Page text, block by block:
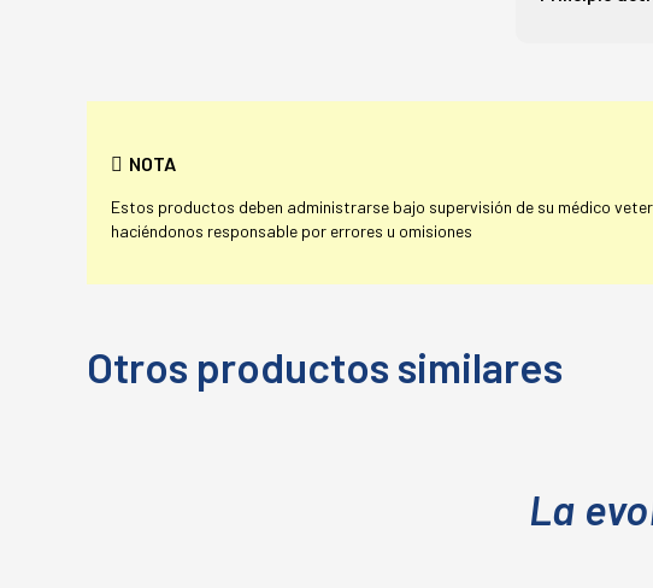
NOTA
Estos productos deben administrarse bajo supervisión de su médico
haciéndonos responsable por errores u omisiones
Otros productos similares
La